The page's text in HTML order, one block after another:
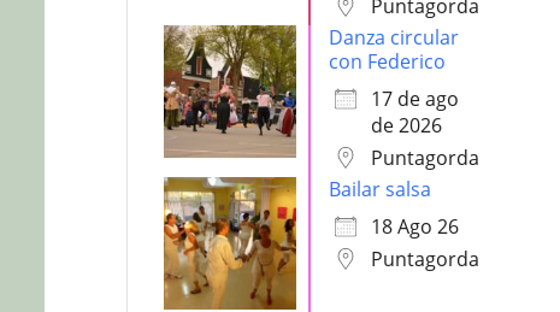
Puntagorda
Danza circular
con Federico
17 de ago
de 2026
Puntagorda
Bailar salsa
18 Ago 26
Puntagorda